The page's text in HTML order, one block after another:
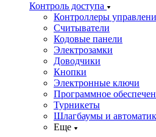
Контроль доступа
Контроллеры
Считыватели
Кодовые панели
Электрозамки
Доводчики
Кнопки
Электронные ключи
Программное
Турникеты
Шлагбаумы и
Еще